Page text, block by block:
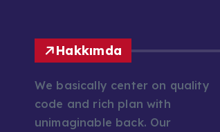
Hakkımda
We basically center on quality
code and rich plan with
unimaginable back. Our